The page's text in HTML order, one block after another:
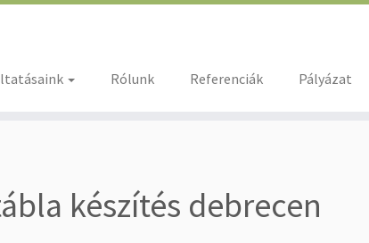
Rólunk Referenciák Pályázat
készítés debrecen